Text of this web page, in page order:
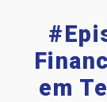
em